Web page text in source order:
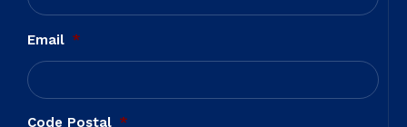
Email *
Code Postal *